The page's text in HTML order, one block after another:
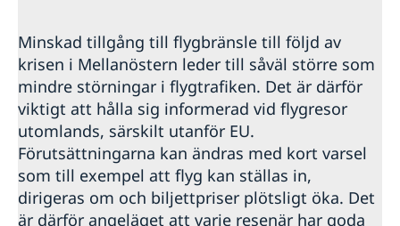
Minskad tillgång till flygbränsle till följd av
krisen i Mellanöstern leder till såväl större som
mindre störningar i flygtrafiken. Det är därför
viktigt att hålla sig informerad vid flygresor
utomlands, särskilt utanför EU.
Förutsättningarna kan ändras med kort varsel
som till exempel att flyg kan ställas in,
dirigeras om och biljettpriser plötsligt öka. Det
är därför angeläget att varje resenär har goda